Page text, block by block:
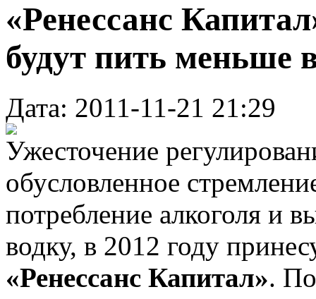
«Ренессанс
будут пить меньше
Дата: 2011-11-21 21:29
Ужесточение
обусловленное
потребление алкоголя и
водку, в 2012 году
«Ренессанс Капитал».